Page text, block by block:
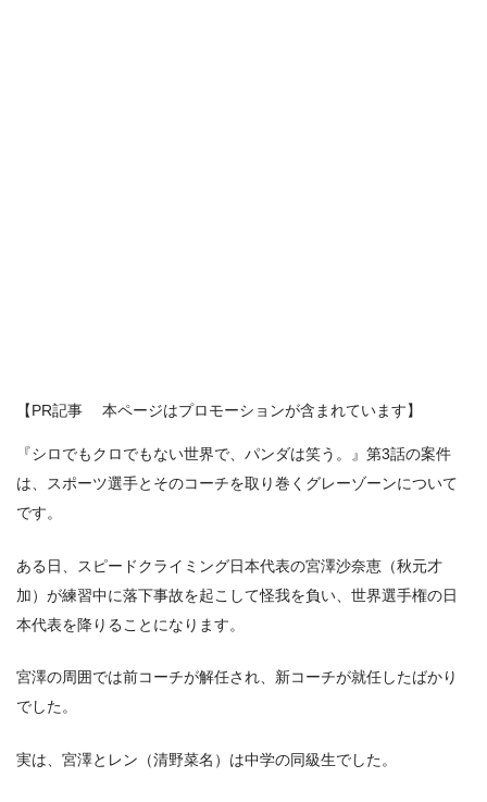
【PR記事 本ページはプロモーションが含まれています】
『シロでもクロでもない世界で、パンダは笑う。』第3話の案件
は、スポーツ選手とそのコーチを取り巻くグレーゾーンについて
です。
ある日、スピードクライミング日本代表の宮澤沙奈恵（秋元才
加）が練習中に落下事故を起こして怪我を負い、世界選手権の日
本代表を降りることになります。
宮澤の周囲では前コーチが解任され、新コーチが就任したばかり
でした。
実は、宮澤とレン（清野菜名）は中学の同級生でした。